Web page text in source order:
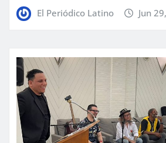
El Periódico Latino Jun